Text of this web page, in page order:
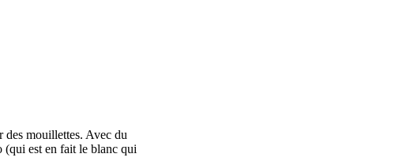
des mouillettes. Avec du
(qui est en fait le blanc qui